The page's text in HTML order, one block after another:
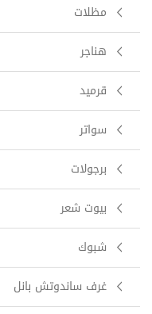
مظلات
هناجر
قرميد
سواتر
برجولات
بيوت شعر
شبوك
غرف ساندوتش بانل